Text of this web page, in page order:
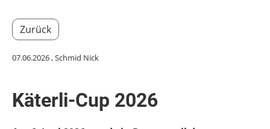
Zurück
07.06.2026, Schmid Nick
Käterli-Cup 2026